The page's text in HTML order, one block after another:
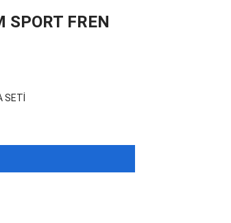
SPORT FREN
SETİ